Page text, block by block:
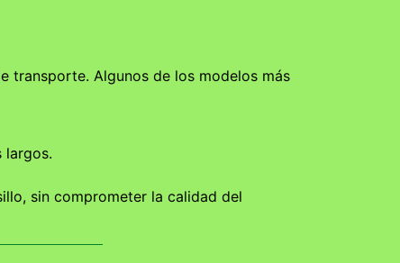
transporte. Algunos de los modelos más
largos.
sin comprometer la calidad del